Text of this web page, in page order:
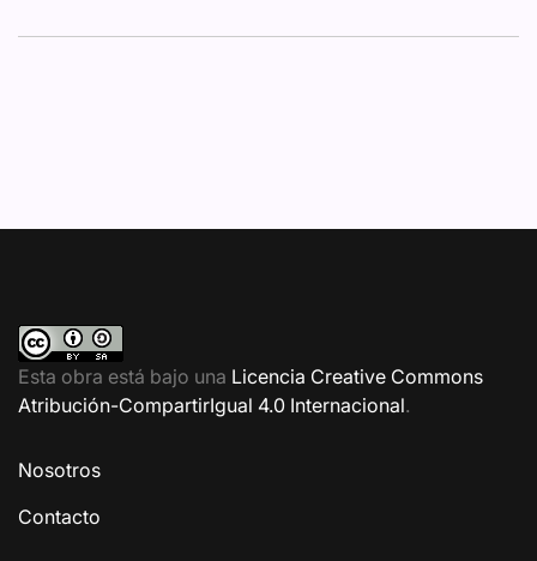
Esta obra está bajo una Licencia Creative Commons
Atribución-CompartirIgual 4.0 Internacional.
Nosotros
Contacto